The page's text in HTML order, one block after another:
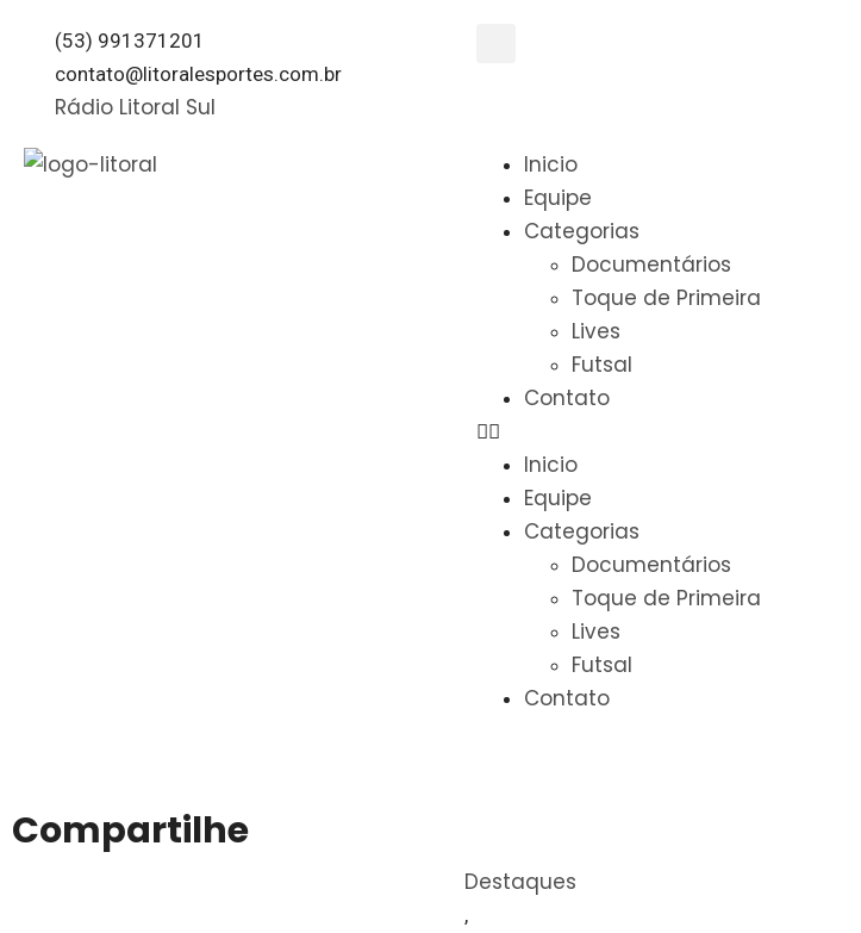
(53) 991371201
contato@litoralesportes.com.br
Rádio Litoral Sul
Inicio
Equipe
Categorias
Documentários
Toque de Primeira
Lives
Futsal
Contato
Inicio
Equipe
Categorias
Documentários
Toque de Primeira
Lives
Futsal
Contato
Compartilhe
Destaques
,